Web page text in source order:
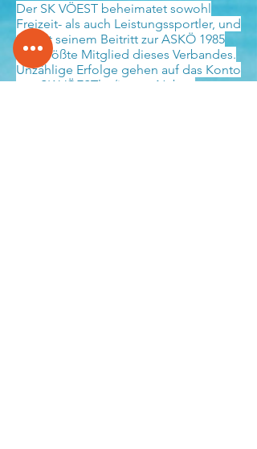
Der SK VÖEST beheimatet sowohl
Freizeit- als auch Leistungssportler, und
ist seit seinem Beitritt zur ASKÖ 1985
das größte Mitglied dieses Verbandes.
Unzählige Erfolge gehen auf das Konto
von SK VÖESTler/innen: Neben